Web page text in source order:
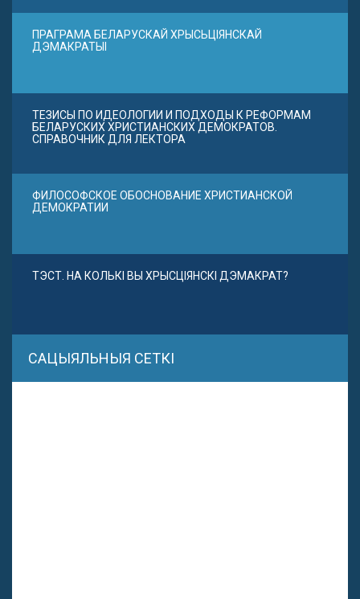
ПРАГРАМА БЕЛАРУСКАЙ ХРЫСЬЦІЯНСКАЙ
ДЭМАКРАТЫІ
ТЕЗИСЫ ПО ИДЕОЛОГИИ И ПОДХОДЫ К РЕФОРМАМ
БЕЛАРУСКИХ ХРИСТИАНСКИХ ДЕМОКРАТОВ.
СПРАВОЧНИК ДЛЯ ЛЕКТОРА
ФИЛОСОФСКОЕ ОБОСНОВАНИЕ ХРИСТИАНСКОЙ
ДЕМОКРАТИИ
ТЭСТ. НА КОЛЬКІ ВЫ ХРЫСЦІЯНСКІ ДЭМАКРАТ?
САЦЫЯЛЬНЫЯ СЕТКІ